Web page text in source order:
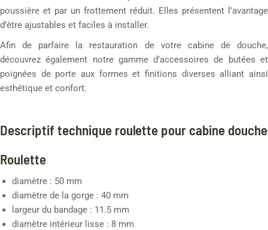
poussière et par un frottement réduit. Elles présentent l’avantage
d’être ajustables et faciles à installer.
Afin de parfaire la restauration de votre cabine de douche,
découvrez également notre gamme d’accessoires de butées et
poignées de porte aux formes et finitions diverses alliant ainsi
esthétique et confort.
Descriptif technique roulette pour cabine douche
Roulette
diamètre : 50 mm
diamètre de la gorge : 40 mm
largeur du bandage : 11.5 mm
diamètre intérieur lisse : 8 mm